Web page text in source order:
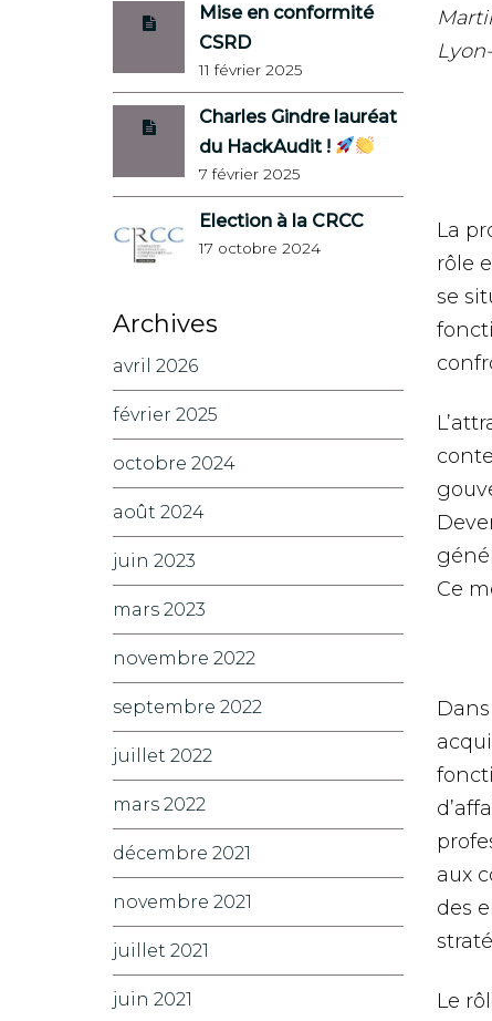
La
rôle
se
Ce
aux
des
Le
Mise en conformité
CSRD
11 février 2025
Charles Gindre lauréat
du HackAudit !
7 février 2025
Election à la CRCC
17 octobre 2024
Archives
avril 2026
février 2025
octobre 2024
août 2024
juin 2023
mars 2023
novembre 2022
septembre 2022
juillet 2022
mars 2022
décembre 2021
novembre 2021
juillet 2021
juin 2021